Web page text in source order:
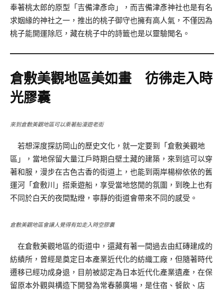
奉著桃太郎的原型「吉備津彥命」，而吉備津彥神社也是有名
求姻緣的神社之一，推出的桃子御守也擁有高人氣，不僅因為
桃子能開運除厄，藏在桃子中的詩籤也是以靈驗聞名。
倉敷美觀地區美如畫 彷彿走入時
光膠囊
來到倉敷美觀地區可以乘著船漫遊老街
若想深度探訪岡山的歷史文化，就一定要到「倉敷美觀地
區」，當地保留大量江戶時期白壁土藏的建築，來到這可以穿
著和服，漫步在古色古香的街道上，也能到兩岸楊柳依依的舊
運河「倉敷川」搭乘遊船，享受當地悠閒的氛圍，到晚上也有
不同於白天的夜間點燈，寧靜的街道會帶來不同的感受。
倉敷美觀地區會讓人覺得有如走入時空膠囊
在倉敷美觀地區的街道中，還藏有著一間過去由紅磚建成的
紡績所，曾經是奠定日本產業近代化的紡織工廠，但隨著時代
遷移已經功成身退，目前被認定為日本近代化產業遺產，在保
留原本外觀與構造下開發為常春藤廣場，是住宿、餐飲、店